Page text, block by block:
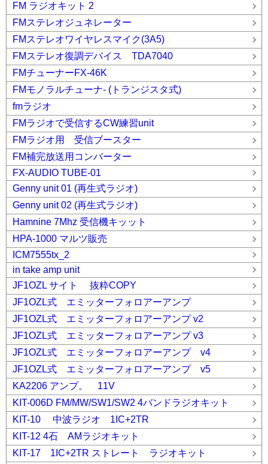
FM ラジオキット 2
FMステレオジュネレーター
FMステレオワイヤレスマイク(3A5)
FMステレオ復調デバイス TDA7040
FMチューナーFX-46K
FMモノラルチューナ- (トランジスタ式)
fmラジオ
FMラジオで受信するCW練習unit
FMラジオ用 受信ブースター
FM補完放送用コンバーター
FX-AUDIO TUBE-01
Genny unit 01 (再生式ラジオ)
Genny unit 02 (再生式ラジオ)
Hamnine 7Mhz 受信機キッット
HPA-1000 マルツ販売
ICM7555tx_2
in take amp unit
JF1OZL サイト 抜粋COPY
JF1OZL式 エミッターフォロアーアンプ
JF1OZL式 エミッターフォロアーアンプ v2
JF1OZL式 エミッターフォロアーアンプ v3
JF1OZL式 エミッターフォロアーアンプ v4
JF1OZL式 エミッターフォロアーアンプ v5
KA2206 アンプ。 11V
KIT-006D FM/MW/SW1/SW2 4バンドラジオキット
KIT-10 中波ラジオ 1IC+2TR
KIT-12 4石 AMラジオキット
KIT-17 1IC+2TR ストレート ラジオキット